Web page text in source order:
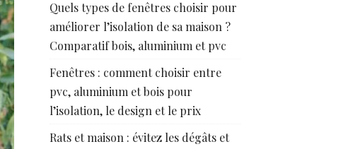
Quels types de fenêtres choisir pour
améliorer l’isolation de sa maison ?
Comparatif bois, aluminium et pvc
Fenêtres : comment choisir entre
pvc, aluminium et bois pour
l’isolation, le design et le prix
Rats et maison : évitez les dégâts et